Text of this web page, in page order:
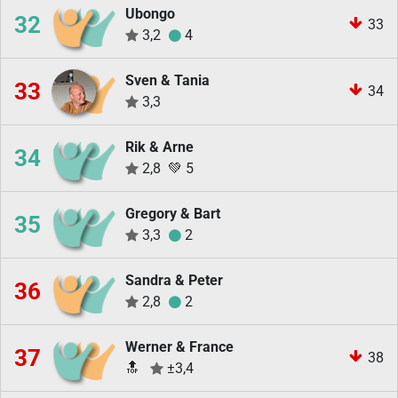
32
Ubongo
3,2
4
33
33
Sven & Tania
3,3
34
34
Rik & Arne
2,8 💚 5
35
Gregory & Bart
3,3
2
36
Sandra & Peter
2,8
2
37
Werner & France
🔝
±3,4
38